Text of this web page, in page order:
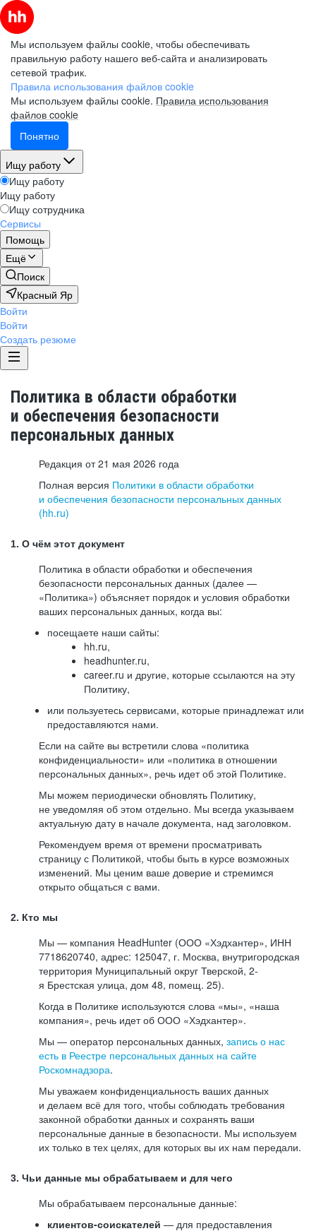
Мы используем файлы cookie, чтобы обеспечивать
правильную работу нашего веб-сайта и анализировать
сетевой трафик.
Правила использования файлов cookie
Мы используем файлы cookie. Правила использования
файлов cookie
Понятно
Ищу работу
Ищу работу
Ищу работу
Ищу сотрудника
Сервисы
Помощь
Ещё
Поиск
Красный Яр
Войти
Войти
Создать резюме
Политика в области обработки
и обеспечения безопасности
персональных данных
Редакция от 21 мая 2026 года
Полная версия Политики в области обработки
и обеспечения безопасности персональных данных
(hh.ru)
1. О чём этот документ
Политика в области обработки и обеспечения
безопасности персональных данных (далее —
«Политика») объясняет порядок и условия обработки
ваших персональных данных, когда вы:
посещаете наши сайты:
hh.ru,
headhunter.ru,
career.ru и другие, которые ссылаются на эту
Политику,
или пользуетесь сервисами, которые принадлежат или
предоставляются нами.
Если на сайте вы встретили слова «политика
конфиденциальности» или «политика в отношении
персональных данных», речь идет об этой Политике.
Мы можем периодически обновлять Политику,
не уведомляя об этом отдельно. Мы всегда указываем
актуальную дату в начале документа, над заголовком.
Рекомендуем время от времени просматривать
страницу с Политикой, чтобы быть в курсе возможных
изменений. Мы ценим ваше доверие и стремимся
открыто общаться с вами.
2. Кто мы
Мы — компания HeadHunter (ООО «Хэдхантер», ИНН
7718620740, адрес: 125047, г. Москва, внутригородская
территория Муниципальный округ Тверской, 2-
я Брестская улица, дом 48, помещ. 25).
Когда в Политике используются слова «мы», «наша
компания», речь идет об ООО «Хэдхантер».
Мы — оператор персональных данных, запись о нас
есть в Реестре персональных данных на сайте
Роскомнадзора.
Мы уважаем конфиденциальность ваших данных
и делаем всё для того, чтобы соблюдать требования
законной обработки данных и сохранять ваши
персональные данные в безопасности. Мы используем
их только в тех целях, для которых вы их нам передали.
3. Чьи данные мы обрабатываем и для чего
Мы обрабатываем персональные данные:
клиентов-соискателей — для предоставления